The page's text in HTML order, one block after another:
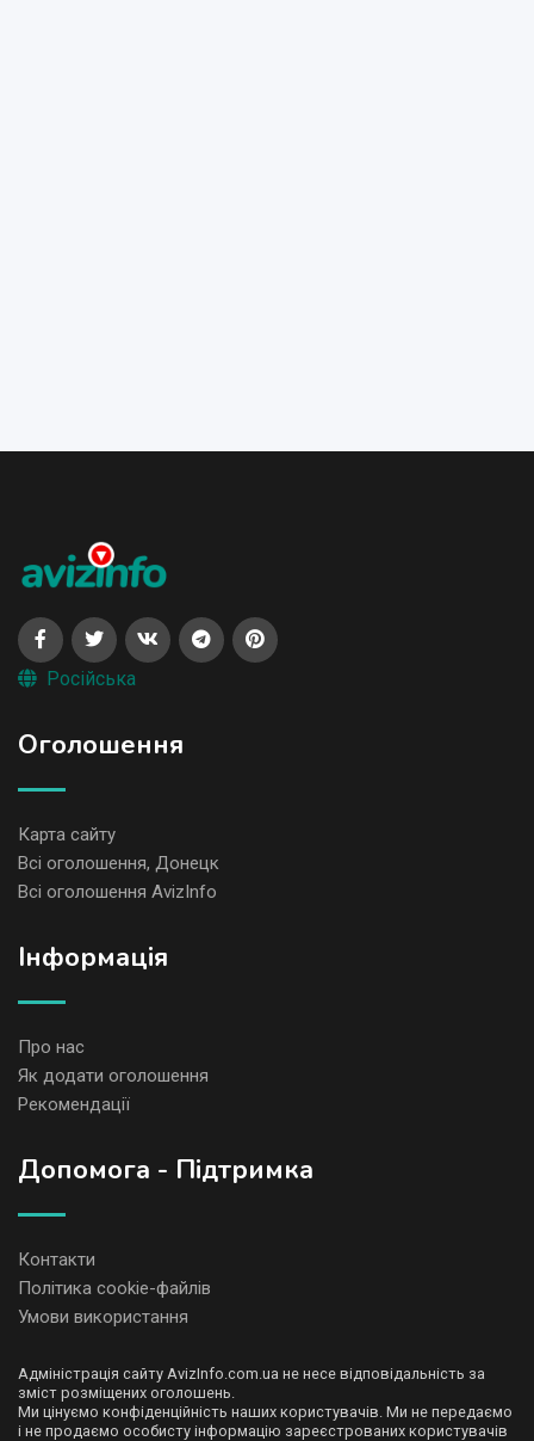
Російська
Оголошення
Карта сайту
Всі оголошення, Донецк
Всі оголошення AvizInfo
Iнформація
Про нас
Як додати оголошення
Рекомендації
Допомога - Підтримка
Контакти
Політика cookie-файлів
Умови використання
Адміністрація сайту AvizInfo.com.ua не несе відповідальність за
зміст розміщених оголошень.
Ми цінуємо конфіденційність наших користувачів. Ми не передаємо
і не продаємо особисту інформацію зареєстрованих користувачів